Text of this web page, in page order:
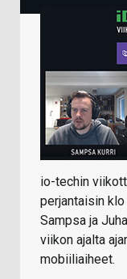
io-techin
perjantaisin
Sampsa ja
viikon ajalta
mobiiliaiheet.